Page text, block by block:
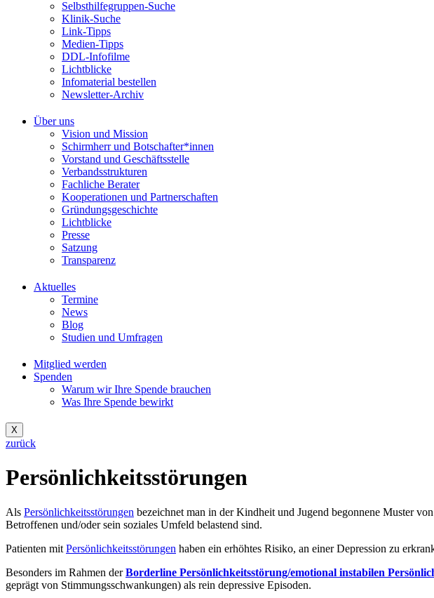
Selbsthilfegruppen-Suche
Klinik-Suche
Link-Tipps
Medien-Tipps
DDL-Infofilme
Lichtblicke
Infomaterial bestellen
Newsletter-Archiv
Über uns
Vision und Mission
Schirmherr und Botschafter*innen
Vorstand und Geschäftsstelle
Verbandsstrukturen
Fachliche Berater
Kooperationen und Partnerschaften
Gründungsgeschichte
Lichtblicke
Presse
Satzung
Transparenz
Aktuelles
Termine
News
Blog
Studien und Umfragen
Mitglied werden
Spenden
Warum wir Ihre Spende brauchen
Was Ihre Spende bewirkt
X
zurück
Persönlichkeitsstörungen
Als Persönlichkeitsstörungen bezeichnet man in der Kindheit und Jugend begonnene Muster
Betroffenen und/oder sein soziales Umfeld belastend sind.
Patienten mit Persönlichkeitsstörungen haben ein erhöhtes Risiko, an einer Depression zu
Besonders im Rahmen derBorderline Persönlichkeitsstörung/emotional instabilen
geprägt von Stimmungsschwankungen) als rein depressive Episoden.